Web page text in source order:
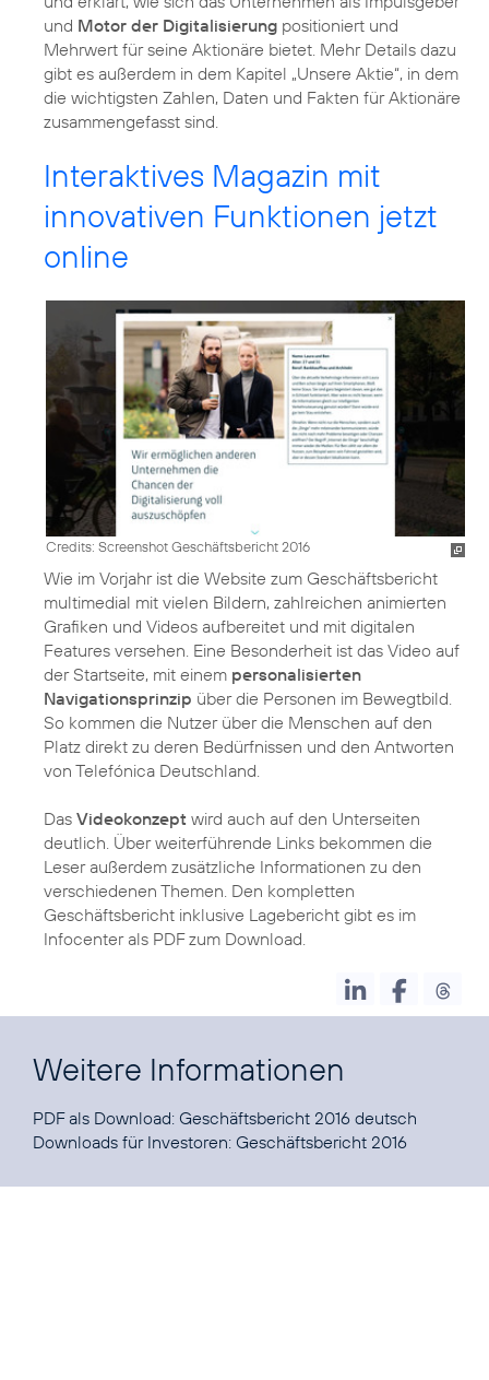
und Motor der Digitalisierung positioniert und
Mehrwert für seine Aktionäre bietet. Mehr Details dazu
gibt es außerdem in dem Kapitel „Unsere Aktie“, in dem
die wichtigsten Zahlen, Daten und Fakten für Aktionäre
zusammengefasst sind.
Interaktives Magazin mit
innovativen Funktionen jetzt
online
Credits: Screenshot Geschäftsbericht 2016
Wie im Vorjahr ist die Website zum Geschäftsbericht
multimedial mit vielen Bildern, zahlreichen animierten
Grafiken und Videos aufbereitet und mit digitalen
Features versehen. Eine Besonderheit ist das Video auf
der Startseite, mit einem personalisierten
Navigationsprinzip über die Personen im Bewegtbild.
So kommen die Nutzer über die Menschen auf den
Platz direkt zu deren Bedürfnissen und den Antworten
von Telefónica Deutschland.
Das Videokonzept wird auch auf den Unterseiten
deutlich. Über weiterführende Links bekommen die
Leser außerdem zusätzliche Informationen zu den
verschiedenen Themen. Den kompletten
Geschäftsbericht inklusive Lagebericht gibt es im
Infocenter als PDF zum Download.
Weitere Informationen
PDF als Download: Geschäftsbericht 2016 deutsch
Downloads für Investoren: Geschäftsbericht 2016